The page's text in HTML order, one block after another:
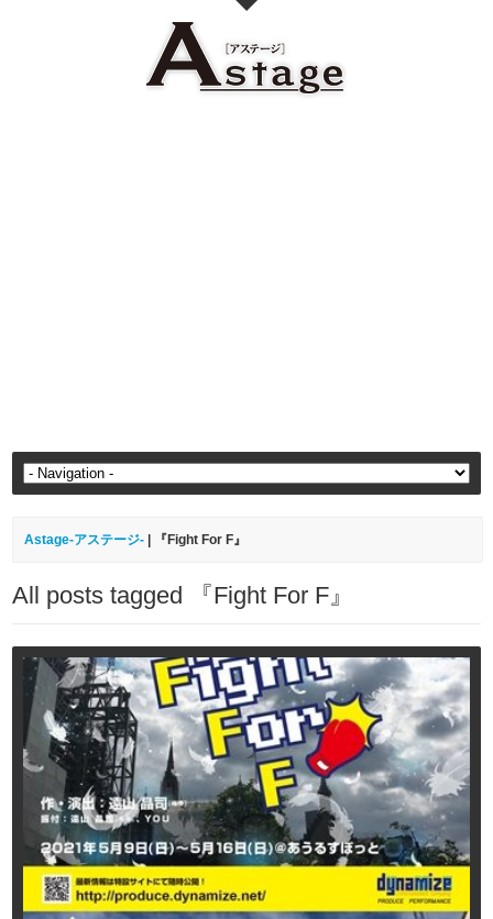
Astage-アステージ- 『Fight For F』
All posts tagged 『Fight For F』